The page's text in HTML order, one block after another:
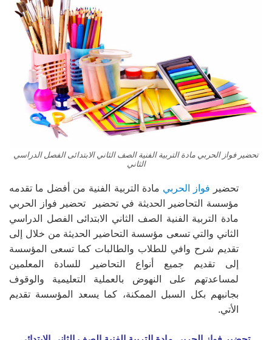
تحضير فواز الحربي مادة التربية الفنية الصف الثاني الابتدائى الفصل الدراسي
الثاني
تحضير فواز الحربي مادة التربية الفنية من أفضل ما تقدمه
مؤسسة التحاضير الحديثة في تحضير تحضير فواز الحربي
مادة التربية الفنية الصف الثاني الابتدائى الفصل الدراسي
الثاني والتي تسعى مؤسسة التحاضير الحديثة من خلال إلى
تقديم شرح وافي للطلاب والطالبات كما تسعى المؤسسة
إلى تقديم جميع أنواع التحاضير للسادة المعلمين
لمساعدتهم على النهوض بالعملية التعليمية والوقوف
بجانبهم بكل السبل الممكنة، كما يسعد المؤسسة تقديم
الأتي.